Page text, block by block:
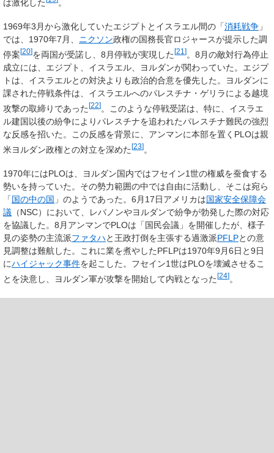
は激化した 。
1969年3月から激化していたエジプトとイスラエル間の「消耗戦争 」
では、1970年7月、 ニクソン政権の国務長官ロジャースが提示した調
停案[20]を両国が受諾し、8月停戦が実現した [21 ] 。8月の敵対行為停止
成立には、エジプト、イスラエル、ヨルダンが関わっていた。エジプ
トは、イスラエルとの対決よりも政治的合意を優先した。ヨルダンに
課された停戦条件は、イスラエルへのパレスチナ・ゲリラによる越境
攻撃の取締りであった [22] 。このような停戦受諾は、特に、イスラエ
ル建国以後の紛争によりパレスチナを追われたパレスチナ難民の強烈
な反感を招いた。この反感を背景に、アンマンに本部を置くPLOは親
米ヨルダン政権との対立を深めた[23]。
1970年にはPLOは、ヨルダン国内ではフセイン1世の権威を蚕食する
勢いを持っていた。その勢力範囲の中では自由に活動し、そこは宛ら
「国の中の国 」のようであった。6月17日アメリカは国家安全保障会
議 （NSC）において、レバノンやヨルダンで紛争が勃発した際の対応
を協議した。8月アンマンでPLOは「国民会議」を開催したが、様子
見の姿勢の主流派ファタハと王政打倒を主張する過激派PFLPとの意
見調整は難航した。これに業を煮やしたPFLPは1970年9月6日と9日
にハイジャック事件を起こした。フセイン1世はPLOを壊滅させるこ
とを決意し、ヨルダン軍が攻撃を開始して内戦となった [24] 。